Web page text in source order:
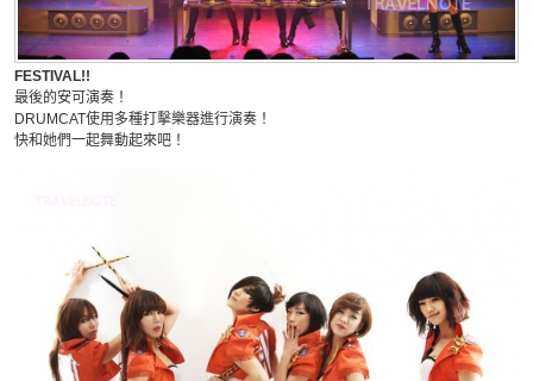
FESTIVAL!!
最後的安可演奏！
DRUMCAT使用多種打擊樂器進行演奏！
快和她們一起舞動起來吧！